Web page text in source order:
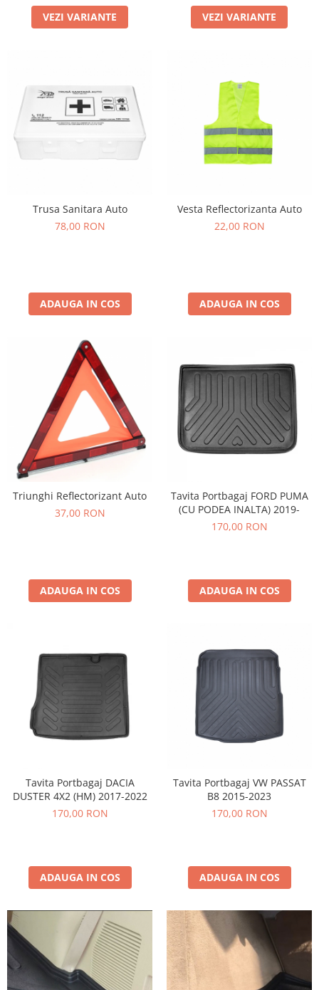
VEZI VARIANTE VEZI VARIANTE
Trusa Sanitara Auto
78,00 RON
ADAUGA IN COS
Vesta Reflectorizanta Auto
22,00 RON
ADAUGA IN COS
Triunghi Reflectorizant Auto
37,00 RON
ADAUGA IN COS
Tavita Portbagaj FORD PUMA
(CU PODEA INALTA) 2019-
170,00 RON
ADAUGA IN COS
Tavita Portbagaj DACIA
DUSTER 4X2 (HM) 2017-2022
170,00 RON
ADAUGA IN COS
Tavita Portbagaj VW PASSAT
B8 2015-2023
170,00 RON
ADAUGA IN COS